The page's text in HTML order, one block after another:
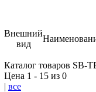
Внешний
вид
Каталог товаров SB-
Цена 1 - 15 из 0
| все